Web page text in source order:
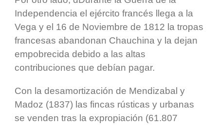
Independencia el ejército francés llega a la
Vega y el 16 de Noviembre de 1812 la tropas
francesas abandonan Chauchina y la dejan
empobrecida debido a las altas
contribuciones que debían pagar.
Con la desamortización de Mendizabal y
Madoz (1837) las fincas rústicas y urbanas
se venden tras la expropiación (61.807